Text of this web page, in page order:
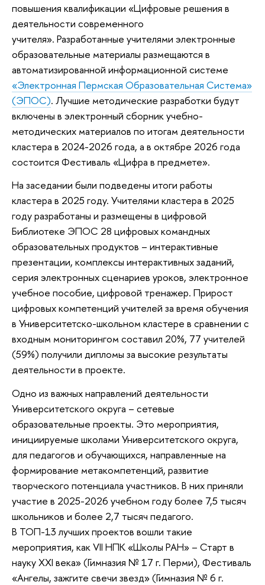
повышения квалификации «Цифровые решения в
деятельности современного
учителя». Разработанные учителями электронные
образовательные материалы размещаются в
автоматизированной информационной системе
«Электронная Пермская Образовательная Система»
(ЭПОС). Лучшие методические разработки будут
включены в электронный сборник учебно-
методических материалов по итогам деятельности
кластера в 2024-2026 года, а в октябре 2026 года
состоится Фестиваль «Цифра в предмете».
На заседании были подведены итоги работы
кластера в 2025 году. Учителями кластера в 2025
году разработаны и размещены в цифровой
Библиотеке ЭПОС 28 цифровых командных
образовательных продуктов – интерактивные
презентации, комплексы интерактивных заданий,
серия электронных сценариев уроков, электронное
учебное пособие, цифровой тренажер. Прирост
цифровых компетенций учителей за время обучения
в Университетско-школьном кластере в сравнении с
входным мониторингом составил 20%, 77 учителей
(59%) получили дипломы за высокие результаты
деятельности в проекте.
Одно из важных направлений деятельности
Университетского округа – сетевые
образовательные проекты. Это мероприятия,
инициируемые школами Университетского округа,
для педагогов и обучающихся, направленные на
формирование метакомпетенций, развитие
творческого потенциала участников. В них приняли
участие в 2025-2026 учебном году более 7,5 тысяч
школьников и более 2,7 тысяч педагого.
В ТОП-13 лучших проектов вошли такие
мероприятия, как VII НПК «Школы РАН» – Старт в
науку XXI века» (Гимназия № 17 г. Перми), Фестиваль
«Ангелы, зажгите свечи звезд» (Гимназия № 6 г.